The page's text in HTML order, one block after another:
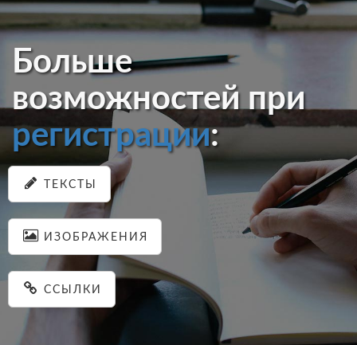
Больше
возможностей при
регистрации:
ТЕКСТЫ
ИЗОБРАЖЕНИЯ
ССЫЛКИ